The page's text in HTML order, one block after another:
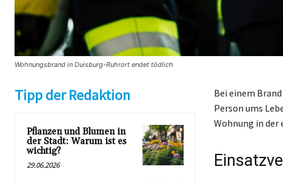
Wohnungsbrand in Duisburg-Ruhrort endet tödlich
Tipp der Redaktion
Pflanzen und Blumen in
der Stadt: Warum ist es
wichtig?
29.06.2026
Bei einem
Person ums
Wohnung in der